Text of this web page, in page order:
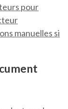
pour
manuelles si